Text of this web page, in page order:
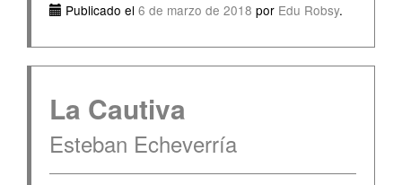
Publicado el 6 de marzo de 2018 por Edu Robsy.
La Cautiva
Esteban Echeverría